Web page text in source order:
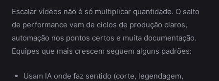
Escalar vídeos não é só multiplicar quantidade. O salto
de performance vem de ciclos de produção claros,
automação nos pontos certos e muita documentação.
Equipes que mais crescem seguem alguns padrões:
Usam IA onde faz sentido (corte, legendagem,